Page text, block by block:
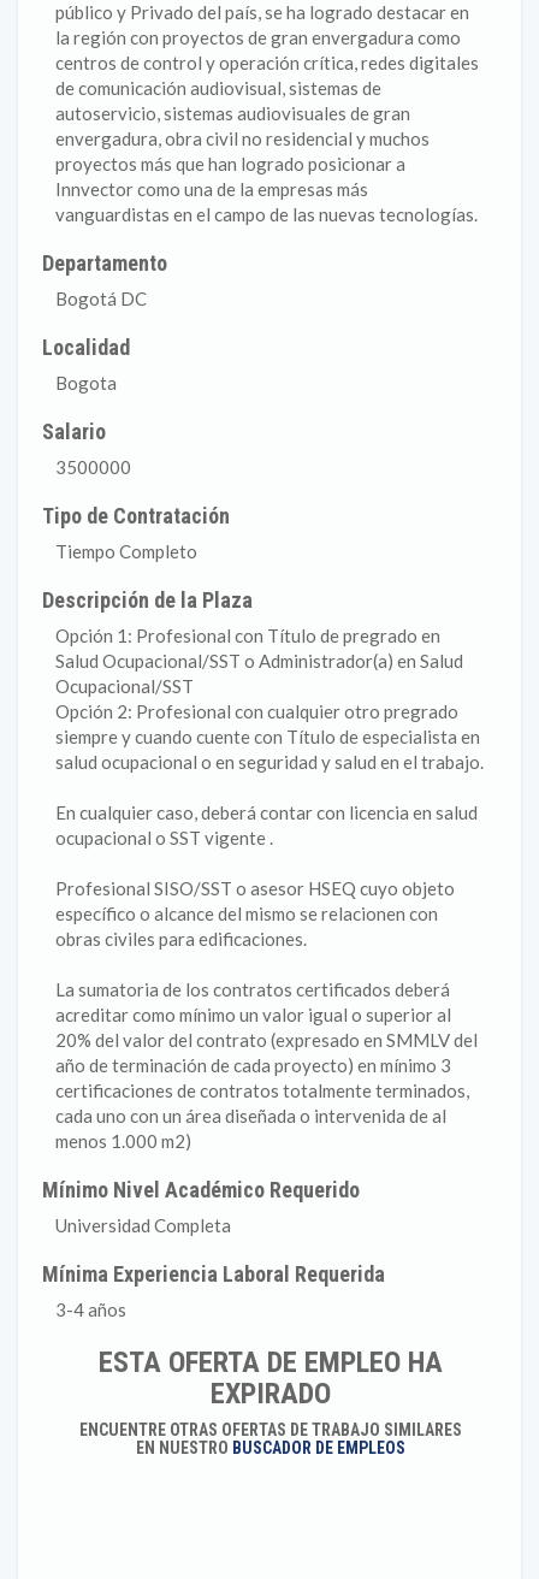
público y Privado del país, se ha logrado destacar en
la región con proyectos de gran envergadura como
centros de control y operación crítica, redes digitales
de comunicación audiovisual, sistemas de
autoservicio, sistemas audiovisuales de gran
envergadura, obra civil no residencial y muchos
proyectos más que han logrado posicionar a
Innvector como una de la empresas más
vanguardistas en el campo de las nuevas tecnologías.
Departamento
Bogotá DC
Localidad
Bogota
Salario
3500000
Tipo de Contratación
Tiempo Completo
Descripción de la Plaza
Opción 1: Profesional con Título de pregrado en
Salud Ocupacional/SST o Administrador(a) en Salud
Ocupacional/SST
Opción 2: Profesional con cualquier otro pregrado
siempre y cuando cuente con Título de especialista en
salud ocupacional o en seguridad y salud en el trabajo.
En cualquier caso, deberá contar con licencia en salud
ocupacional o SST vigente .
Profesional SISO/SST o asesor HSEQ cuyo objeto
específico o alcance del mismo se relacionen con
obras civiles para edificaciones.
La sumatoria de los contratos certificados deberá
acreditar como mínimo un valor igual o superior al
20% del valor del contrato (expresado en SMMLV del
año de terminación de cada proyecto) en mínimo 3
certificaciones de contratos totalmente terminados,
cada uno con un área diseñada o intervenida de al
menos 1.000 m2)
Mínimo Nivel Académico Requerido
Universidad Completa
Mínima Experiencia Laboral Requerida
3-4 años
ESTA OFERTA DE EMPLEO HA
EXPIRADO
ENCUENTRE OTRAS OFERTAS DE TRABAJO SIMILARES
EN NUESTRO BUSCADOR DE EMPLEOS